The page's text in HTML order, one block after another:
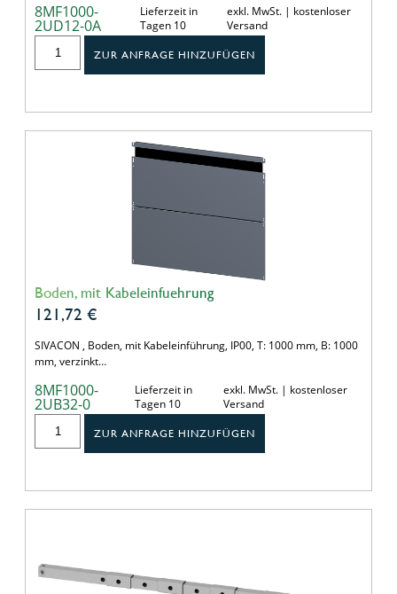
8MF1000-
2UD12-0A
Lieferzeit in
Tagen 10
exkl. MwSt. | kostenloser
Versand
ZUR ANFRAGE HINZUFÜGEN
Boden, mit Kabeleinfuehrung
121,72 €
SIVACON , Boden, mit Kabeleinführung, IP00, T: 1000 mm, B: 1000
mm, verzinkt…
8MF1000-
2UB32-0
Lieferzeit in
Tagen 10
exkl. MwSt. | kostenloser
Versand
ZUR ANFRAGE HINZUFÜGEN